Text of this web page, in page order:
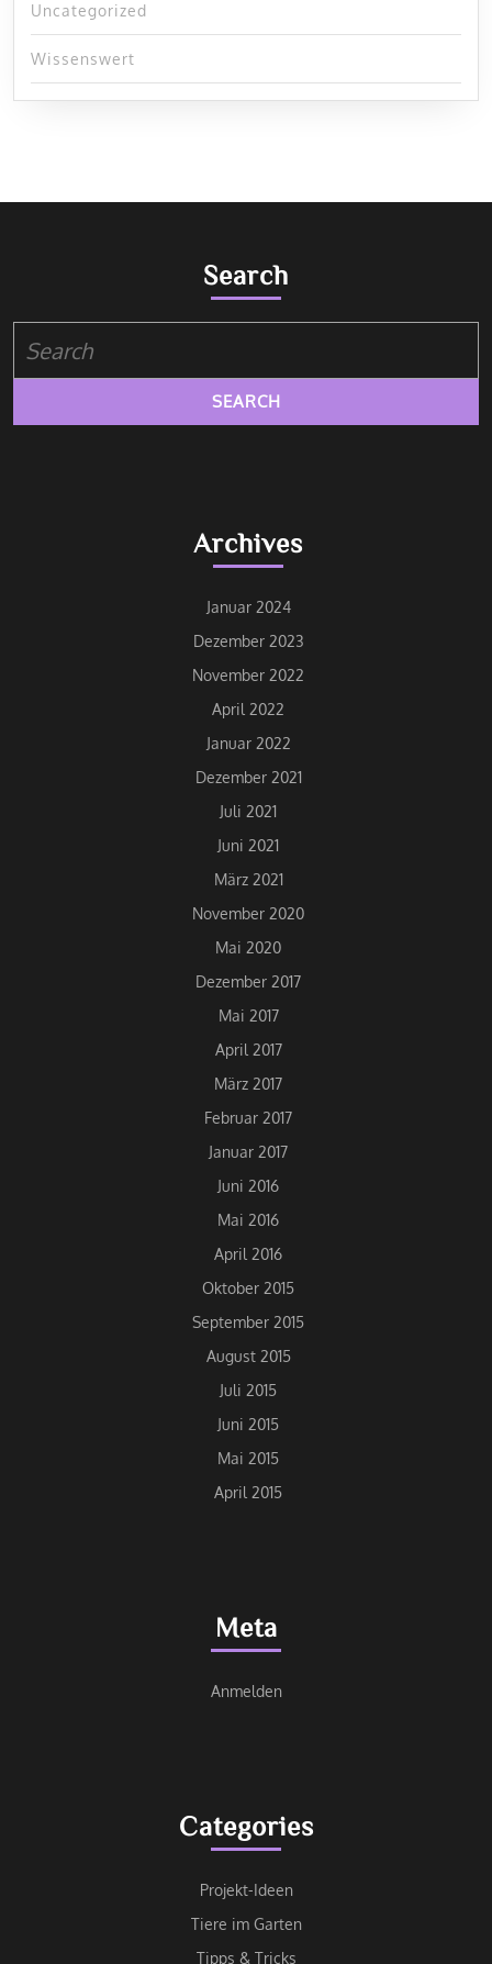
Uncategorized
Wissenswert
Search
for:
Archives
Januar 2024
Dezember 2023
November 2022
April 2022
Januar 2022
Dezember 2021
Juli 2021
Juni 2021
März 2021
November 2020
Mai 2020
Dezember 2017
Mai 2017
April 2017
März 2017
Februar 2017
Januar 2017
Juni 2016
Mai 2016
April 2016
Oktober 2015
September 2015
August 2015
Juli 2015
Juni 2015
Mai 2015
April 2015
Meta
Anmelden
Categories
Projekt-Ideen
Tiere im Garten
Tipps & Tricks